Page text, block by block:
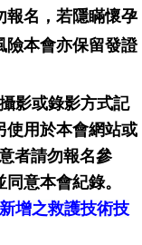
報名，若隱瞞懷孕
險本會亦保留發證
影或錄影方式記
使用於本會網站或
者請勿報名參
意本會紀錄。
增之救護技術技